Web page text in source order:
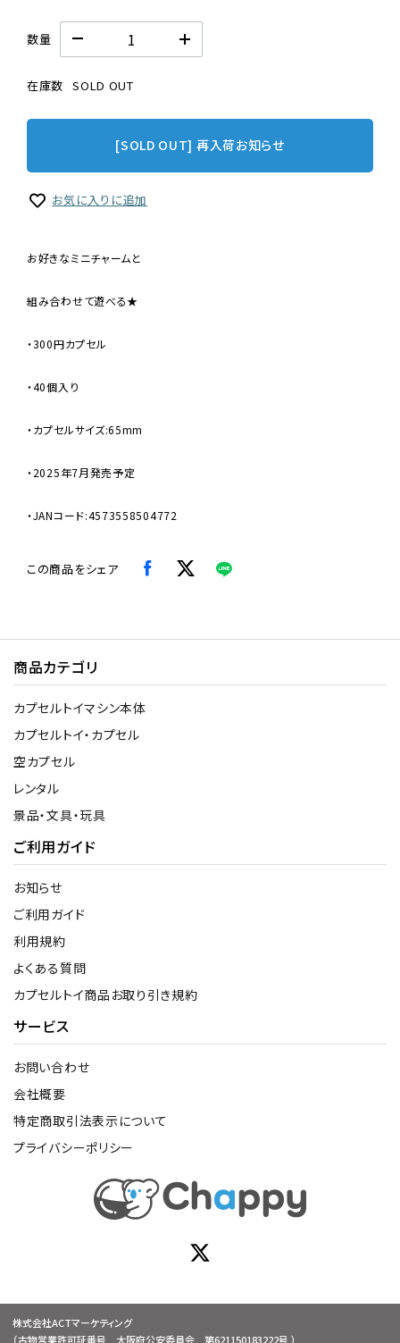
数量
在庫数 SOLD OUT
[SOLD OUT] 再入荷お知らせ
お気に入りに追加
お好きなミニチャームと
組み合わせて遊べる★
・300円カプセル
・40個入り
・カプセルサイズ:65mm
・2025年7月発売予定
・JANコード:4573558504772
この商品をシェア
商品カテゴリ
カプセルトイマシン本体
カプセルトイ・カプセル
空カプセル
レンタル
景品・文具・玩具
ご利用ガイド
お知らせ
ご利用ガイド
利用規約
よくある質問
カプセルトイ商品お取り引き規約
サービス
お問い合わせ
会社概要
特定商取引法表示について
プライバシーポリシー
株式会社ACTマーケティング
（古物営業許可証番号 大阪府公安委員会 第621150183222号 ）